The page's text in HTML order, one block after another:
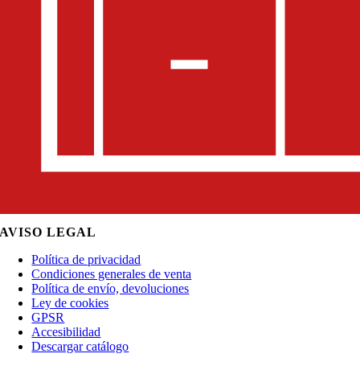
AVISO LEGAL
Política de privacidad
Condiciones generales de venta
Política de envío, devoluciones
Ley de cookies
GPSR
Accesibilidad
Descargar catálogo